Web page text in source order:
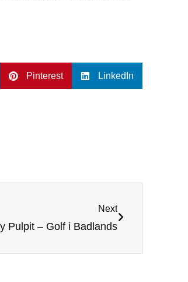
Pinterest LinkedIn
Next
Pulpit – Golf i Badlands